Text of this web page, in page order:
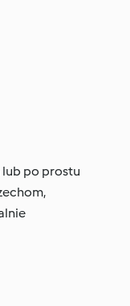
lub po prostu